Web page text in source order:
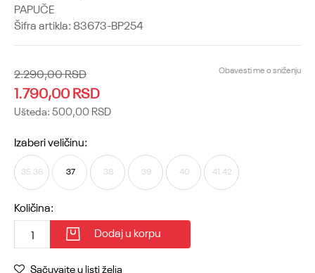
PAPUČE
Šifra artikla:83673-BP254
2.290,00RSD
1.790,00RSD
Ušteda: 500,00 RSD
Obavesti me o sniženju
Izaberi veličinu:
35.36 37 38 39 40 41.42
Količina:
Dodaj u korpu
Sačuvajte u listi želja